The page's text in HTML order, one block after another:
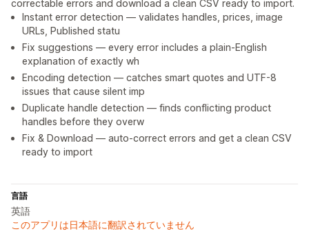
correctable errors and download a clean CSV ready to import.
Instant error detection — validates handles, prices, image
URLs, Published statu
Fix suggestions — every error includes a plain-English
explanation of exactly wh
Encoding detection — catches smart quotes and UTF-8
issues that cause silent imp
Duplicate handle detection — finds conflicting product
handles before they overw
Fix & Download — auto-correct errors and get a clean CSV
ready to import
言語
英語
このアプリは日本語に翻訳されていません